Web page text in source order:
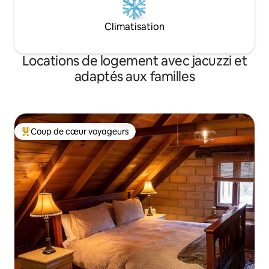
Climatisation
Locations de logement avec jacuzzi et
adaptés aux familles
Coups de cœur voyageurs les plus appréciés
Coup de cœur voyageurs